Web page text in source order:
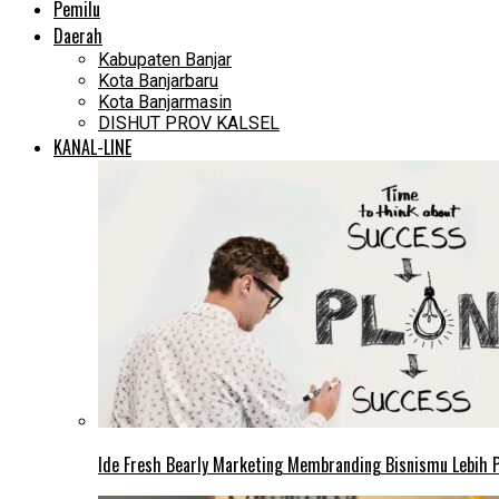
Pemilu
Daerah
Kabupaten Banjar
Kota Banjarbaru
Kota Banjarmasin
DISHUT PROV KALSEL
KANAL-LINE
Ide Fresh Bearly Marketing Membranding Bisnismu Lebih